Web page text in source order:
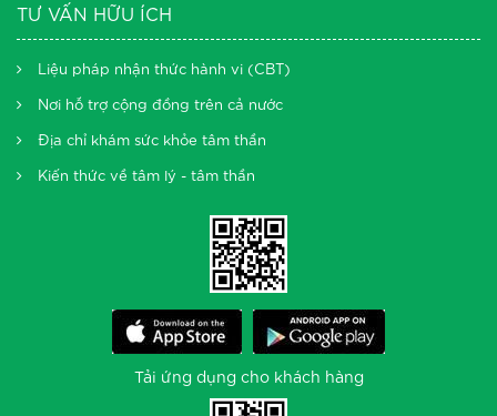
TƯ VẤN HỮU ÍCH
Liệu pháp nhận thức hành vi (CBT)
Nơi hỗ trợ cộng đồng trên cả nước
Địa chỉ khám sức khỏe tâm thần
Kiến thức về tâm lý - tâm thần
Tải ứng dụng cho khách hàng